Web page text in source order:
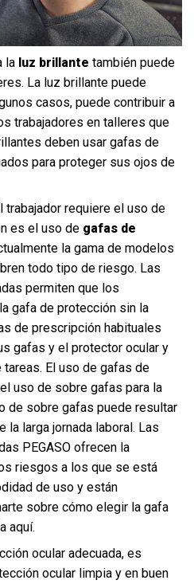
la luz brillante también puede
La luz brillante puede
casos, puede contribuir a
trabajadores en talleres que
deben usar gafas de
para proteger sus ojos de
trabajador requiere el uso de
es el uso de gafas de
la gama de modelos
todo tipo de riesgo. Las
permiten que los
gafa de protección sin la
de prescripción habituales
gafas y el protector ocular y
El uso de gafas de
uso de sobre gafas para la
de sobre gafas puede resultar
la larga jornada laboral. Las
PEGASO ofrecen la
riesgos a los que se está
de uso y están
sobre cómo elegir la gafa
aquí.
ocular adecuada, es
ocular limpia y en buen